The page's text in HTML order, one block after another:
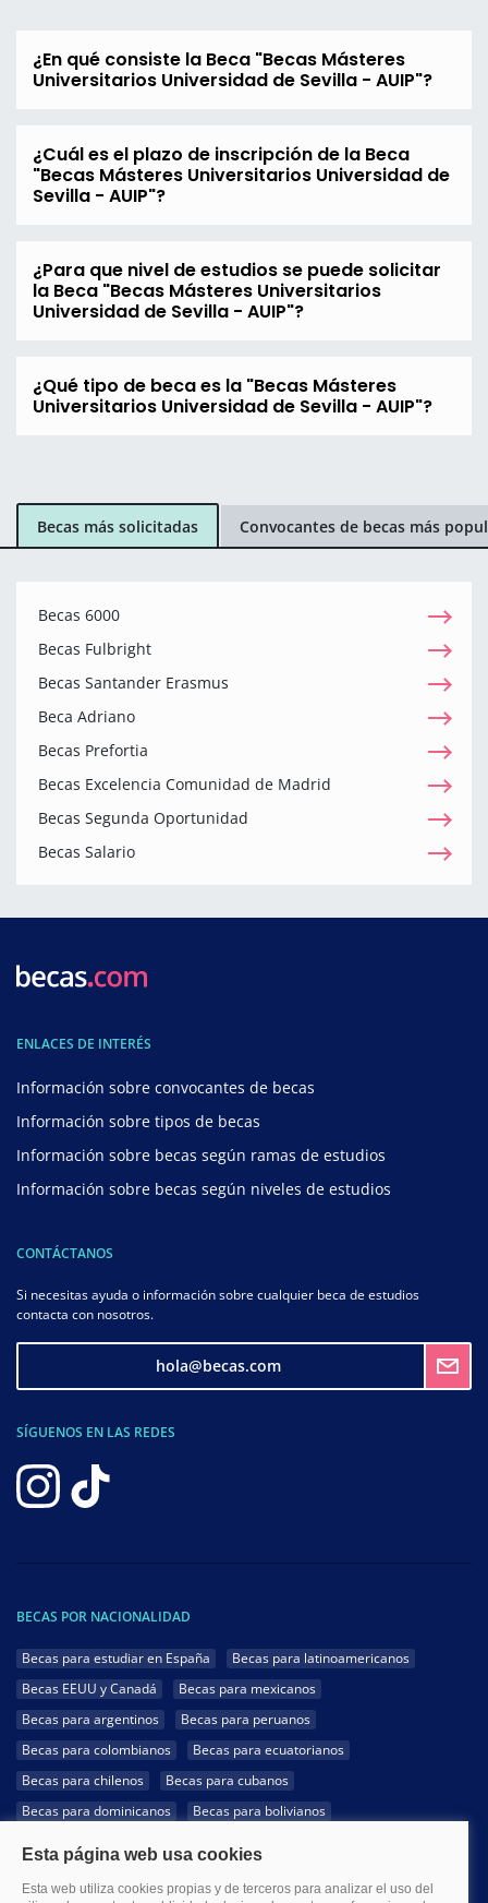
¿En qué consiste la Beca "Becas Másteres
Universitarios Universidad de Sevilla - AUIP"?
¿Cuál es el plazo de inscripción de la Beca
"Becas Másteres Universitarios Universidad de
Sevilla - AUIP"?
¿Para que nivel de estudios se puede solicitar
la Beca "Becas Másteres Universitarios
Universidad de Sevilla - AUIP"?
¿Qué tipo de beca es la "Becas Másteres
Universitarios Universidad de Sevilla - AUIP"?
Becas más solicitadas Convocantes de becas más
Becas 6000
Becas Fulbright
Becas Santander Erasmus
Beca Adriano
Becas Prefortia
Becas Excelencia Comunidad de Madrid
Becas Segunda Oportunidad
Becas Salario
ENLACES DE INTERÉS
Información sobre convocantes de becas
Información sobre tipos de becas
Información sobre becas según ramas de estudios
Información sobre becas según niveles de estudios
CONTÁCTANOS
Si necesitas ayuda o información sobre cualquier beca de estudios
contacta con nosotros.
hola@becas.com
SÍGUENOS EN LAS REDES
BECAS POR NACIONALIDAD
Becas para estudiar en España
Becas para latinoamericanos
Becas EEUU y Canadá
Becas para mexicanos
Becas para argentinos
Becas para peruanos
Becas para colombianos
Becas para ecuatorianos
Becas para chilenos
Becas para cubanos
Becas para dominicanos
Becas para bolivianos